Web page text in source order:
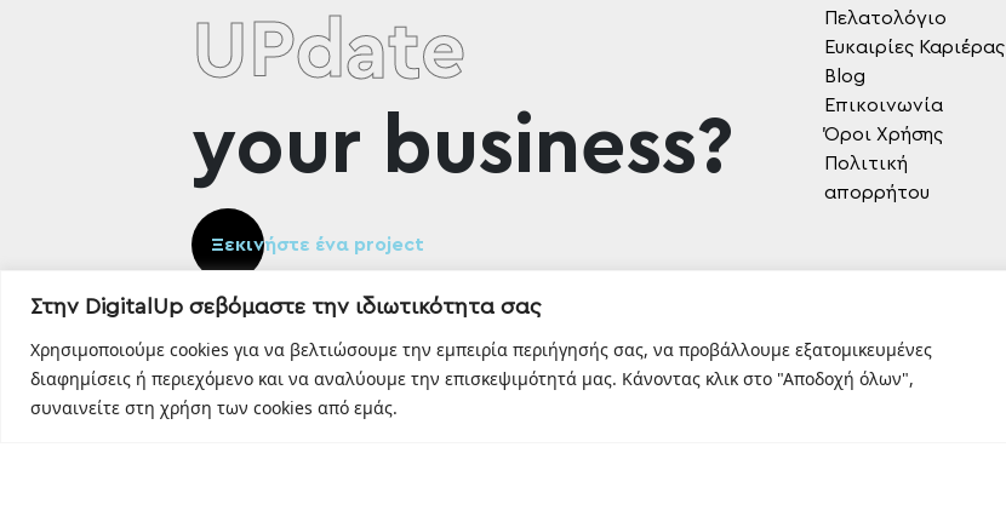
Στην DigitalUp σεβόμαστε την ιδιωτικότητα σας
Χρησιμοποιούμε cookies για να βελτιώσουμε την εμπειρία περιήγησής σας, να προβάλλουμε εξατομικευμένες
διαφημίσεις ή περιεχόμενο και να αναλύουμε την επισκεψιμότητά μας. Κάνοντας κλικ στο "Αποδοχή όλων",
συναινείτε στη χρήση των cookies από εμάς.
UPdate
your business?
Ξεκινήστε ένα project
Πελατολόγιο
Ευκαιρίες Καριέρας
Blog
Επικοινωνία
Όροι Χρήσης
Πολιτική
απορρήτου